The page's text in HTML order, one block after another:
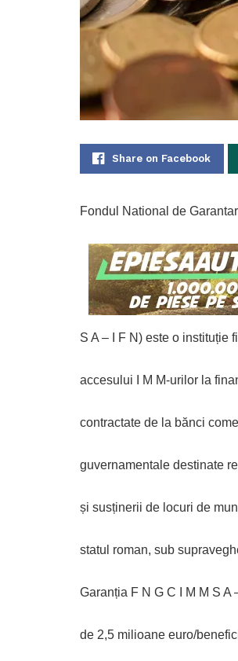
Share on Facebook
Fondul National de
S A – I F N) este o instituție
accesului I M M-urilor la
contractate de la bănci
guvernamentale destinate
și susținerii de locuri de
statul roman, sub
Garanția F N G C I M M S
de 2,5 milioane euro/